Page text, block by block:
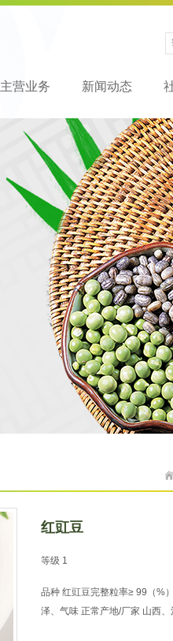
主营业务 新闻动态
红豇豆
等级 1
品种 红豇豆完整粒率≥ 99（%
泽、气味 正常产地/厂家 山西